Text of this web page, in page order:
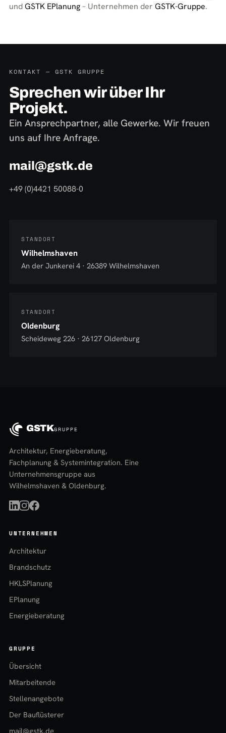
undGSTK EPlanung– Unternehmen der GSTK-Gruppe.
KONTAKT — GSTK GRUPPE
Sprechen wir über Ihr
Projekt.
Ein Ansprechpartner, alle Gewerke. Wir freuen
uns auf Ihre Anfrage.
mail@gstk.de
+49 (0)4421 50088-0
STANDORT
Wilhelmshaven
An der Junkerei 4 · 26389 Wilhelmshaven
STANDORT
Oldenburg
Scheideweg 226 · 26127 Oldenburg
GSTKGRUPPE
Architektur, Energieberatung,
Fachplanung & Systemintegration. Eine
Unternehmensgruppe aus
Wilhelmshaven & Oldenburg.
UNTERNEHMEN
Architektur
Brandschutz
HKLSPlanung
EPlanung
Energieberatung
GRUPPE
Übersicht
Mitarbeitende
Stellenangebote
Der Bauflüsterer
mail@gstk.de